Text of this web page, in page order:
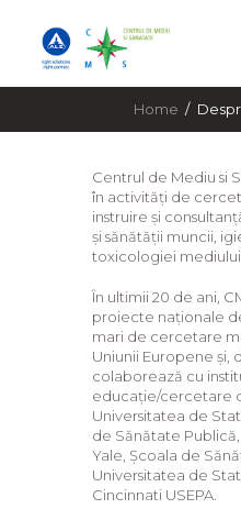
Home
Centrul de Mediu si
în activități de
instruire și
și sănătății muncii,
toxicologiei mediului
În ultimii 20 de ani,
proiecte naționale
mari de cercetare
Uniunii Europene și,
colaborează cu
educație/cercetare
Universitatea de
de Sănătate
Yale, Școala de
Universitatea de Stat
Cincinnati USEPA.